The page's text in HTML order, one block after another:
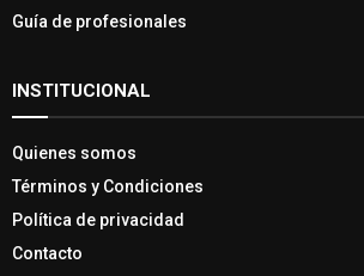
Guía de profesionales
INSTITUCIONAL
Quienes somos
Términos y Condiciones
Política de privacidad
Contacto